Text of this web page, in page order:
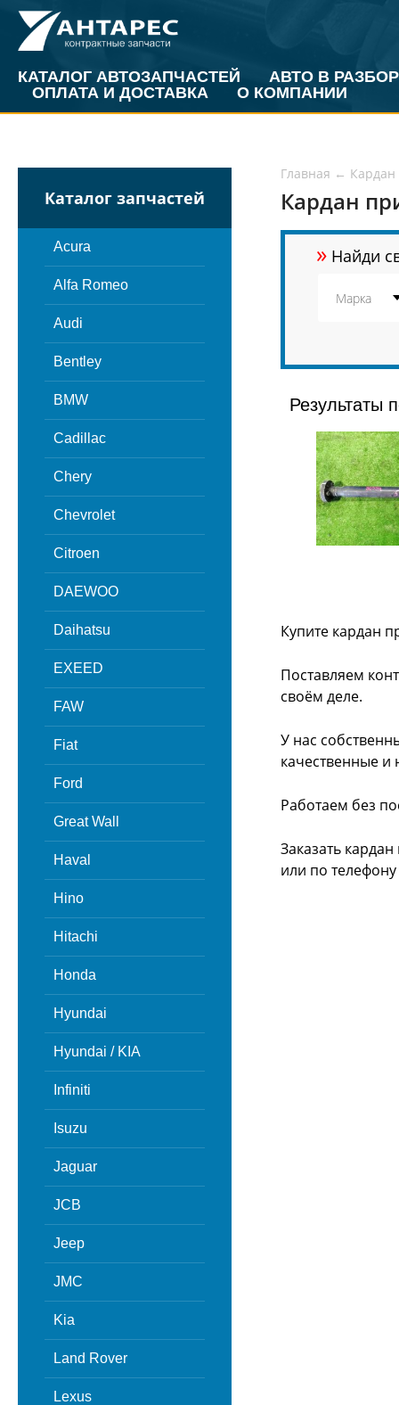
КАТАЛОГ АВТОЗАПЧАСТЕЙ
АВТО В РАЗБОР
ОПЛАТА И ДОСТАВКА
О КОМПАНИИ
Каталог запчастей
Acura
Alfa Romeo
Audi
Bentley
BMW
Cadillac
Chery
Chevrolet
Citroen
DAEWOO
Daihatsu
EXEED
FAW
Fiat
Ford
Great Wall
Haval
Hino
Hitachi
Honda
Hyundai
Hyundai / KIA
Infiniti
Isuzu
Jaguar
JCB
Jeep
JMC
Kia
Land Rover
Lexus
Главная ← Кардан
Кардан
» Найди
Результаты
Купите кардан
Поставляем
своём деле.
У нас
качественные и
Работаем без
Заказать
или по